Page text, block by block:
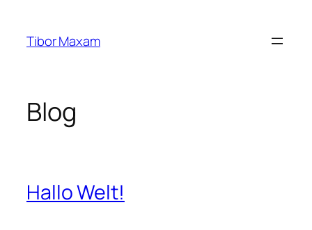
springen
Tibor Maxam
Blog
Hallo Welt!